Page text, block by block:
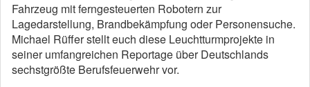
Fahrzeug mit ferngesteuerten Robotern zur
Lagedarstellung, Brandbekämpfung oder Personensuche.
Michael Rüffer stellt euch diese Leuchtturmprojekte in
seiner umfangreichen Reportage über Deutschlands
sechstgrößte Berufsfeuerwehr vor.